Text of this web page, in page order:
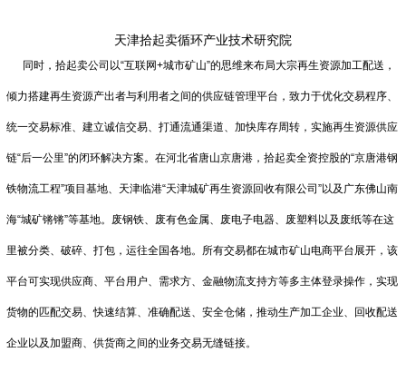
天津拾起卖循环产业技术研究院
同时，拾起卖公司以“互联网+城市矿山”的思维来布局大宗再生资源加工配送，
倾力搭建再生资源产出者与利用者之间的供应链管理平台，致力于优化交易程序、
统一交易标准、建立诚信交易、打通流通渠道、加快库存周转，实施再生资源供应
链“后一公里”的闭环解决方案。在河北省唐山京唐港，拾起卖全资控股的“京唐港钢
铁物流工程”项目基地、天津临港“天津城矿再生资源回收有限公司”以及广东佛山南
海“城矿锵锵”等基地。废钢铁、废有色金属、废电子电器、废塑料以及废纸等在这
里被分类、破碎、打包，运往全国各地。所有交易都在城市矿山电商平台展开，该
平台可实现供应商、平台用户、需求方、金融物流支持方等多主体登录操作，实现
货物的匹配交易、快速结算、准确配送、安全仓储，推动生产加工企业、回收配送
企业以及加盟商、供货商之间的业务交易无缝链接。